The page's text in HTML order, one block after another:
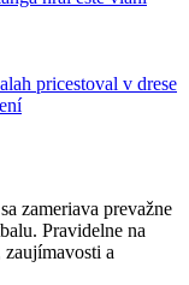
pricestoval v drese
zameriava prevažne
Pravidelne na
zaujímavosti a